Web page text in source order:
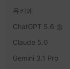
유키에
ChatGPT 5.6 솔
Claude 5.0
Gemini 3.1 Pro